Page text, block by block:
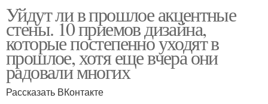
Уйдут ли в прошлое акцентные
стены. 10 приемов дизайна,
которые постепенно уходят в
прошлое, хотя еще вчера они
радовали многих
Рассказать ВКонтакте